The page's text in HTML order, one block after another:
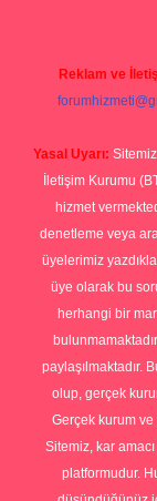
Reklam ve
Yasal Uyarı:
İletişim Kurumu
hizmet
denetleme veya
üyelerimiz
üye olarak bu
herhangi bir
paylaşılmaktadır.
olup, gerçek
Gerçek kurum
Sitemiz, kar
platformudur.